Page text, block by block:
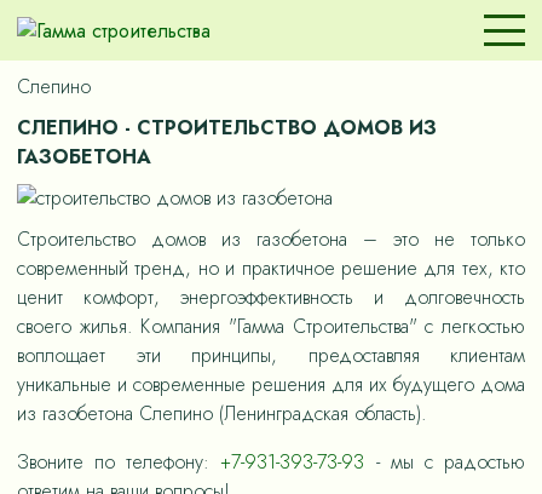
Слепино
СЛЕПИНО - СТРОИТЕЛЬСТВО ДОМОВ ИЗ
ГАЗОБЕТОНА
Строительство домов из газобетона – это не только
современный тренд, но и практичное решение для тех, кто
ценит комфорт, энергоэффективность и долговечность
своего жилья. Компания "Гамма Строительства" с легкостью
воплощает эти принципы, предоставляя клиентам
уникальные и современные решения для их будущего дома
из газобетона Слепино (Ленинградская область).
Звоните по телефону:+7-931-393-73-93 - мы с радостью